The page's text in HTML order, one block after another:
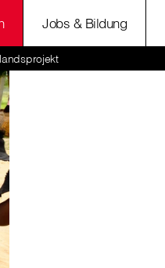
Jobs & Bildung